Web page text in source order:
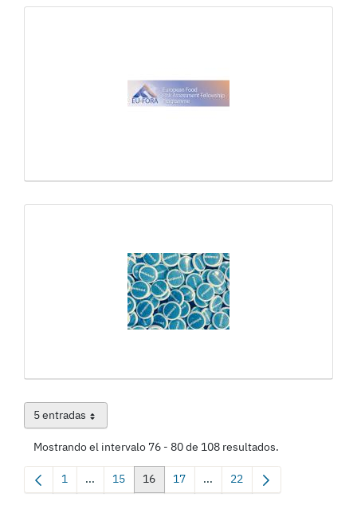
5 entradasPor página
Mostrando el intervalo 76 - 80 de 108 resultados.
Página
1 ...Páginas intermedias Use TAB para desplazarse.
Página
15 Página
16 Página
17 ...Páginas intermedias Use TAB
Página
22